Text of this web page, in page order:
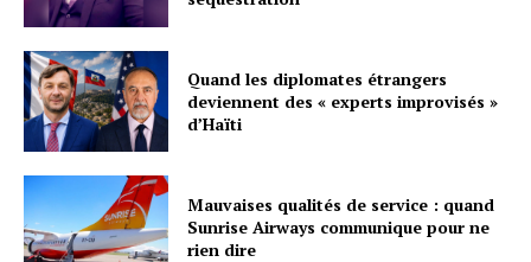
Quand les diplomates étrangers
deviennent des « experts improvisés »
d’Haïti
Mauvaises qualités de service : quand
Sunrise Airways communique pour ne
rien dire